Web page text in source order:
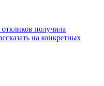
получила
на конкретных